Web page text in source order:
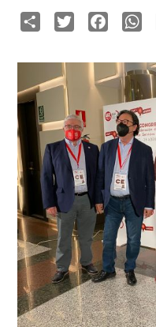
ShareTwitter